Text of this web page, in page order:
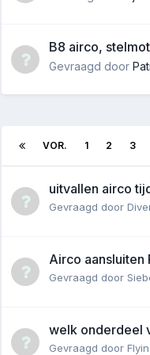
B8 airco,
Gevraagd door
VOR. 1 2 3
uitvallen airco
Gevraagd door
Airco aansluiten
Gevraagd door
welk onderdeel
Gevraagd door